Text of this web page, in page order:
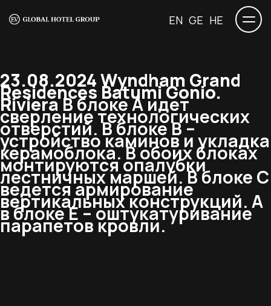
EN GE HE
23.08.2024 Wyndham Grand
Residences Batumi Gonio.
RivieraВ блоке А идет
сверление технологических
отверстий. В блоке В –
устройство каминов и укладка
керамоблока. В обоих блоках
монтируются опалубки
лестничных маршей. В блоке С
ведется армирование
вертикальных конструкций. А
в блоке Е – оштукатуривание
парапетов кровли.